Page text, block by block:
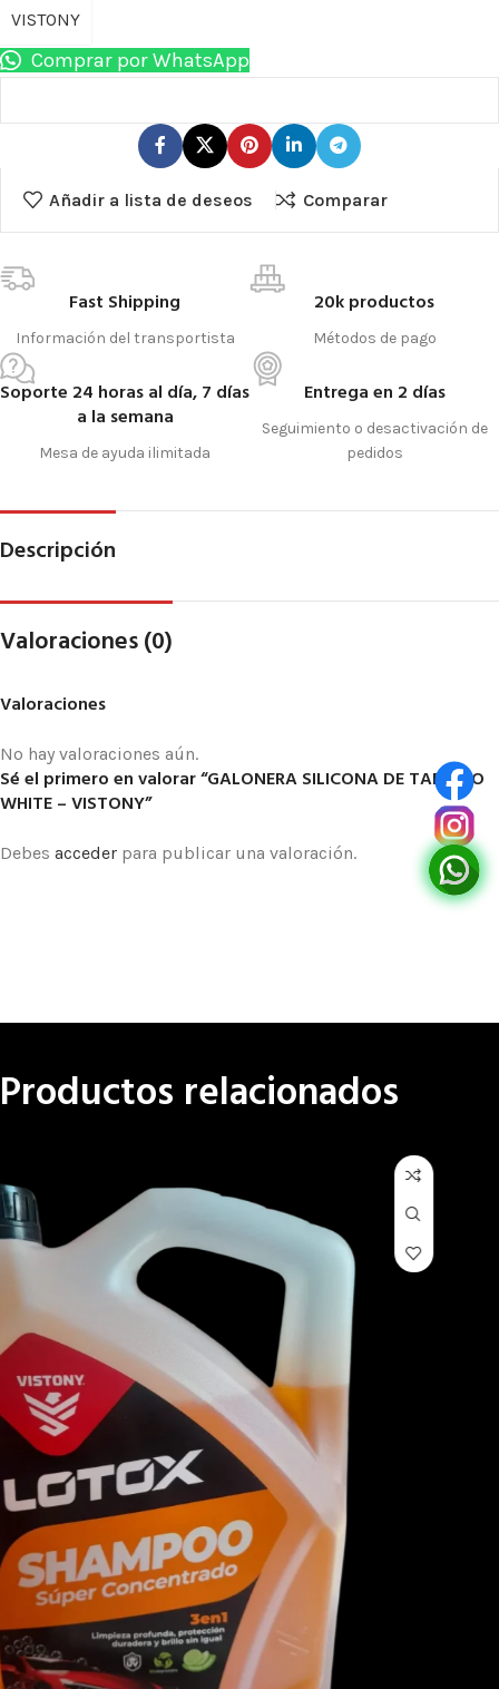
VISTONY
Comprar por WhatsApp
Añadir a lista de deseos Comparar
Fast Shipping
Información del transportista
20k productos
Métodos de pago
Soporte 24 horas al día, 7 días
a la semana
Mesa de ayuda ilimitada
Entrega en 2 días
Seguimiento o desactivación de
pedidos
Descripción
Valoraciones (0)
Valoraciones
No hay valoraciones aún.
Sé el primero en valorar “GALONERA SILICONA DE TABLERO
WHITE – VISTONY”
Debes acceder para publicar una valoración.
Productos relacionados